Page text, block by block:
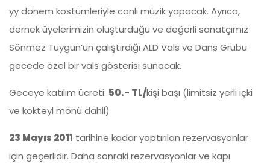
yy dönem kostümleriyle canlı müzik yapacak. Ayrıca,
dernek üyelerimizin oluşturduğu ve değerli sanatçımız
Sönmez Tuygun’un çalıştırdığı ALD Vals ve Dans Grubu
gecede özel bir vals gösterisi sunacak.
Geceye katılım ücreti: 50.- TL/kişi başı (limitsiz yerli içki
ve kokteyl mönü dahil)
23 Mayıs 2011 tarihine kadar yaptırılan rezervasyonlar
için geçerlidir. Daha sonraki rezervasyonlar ve kapı